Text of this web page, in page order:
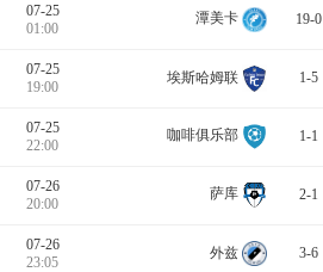
07-25
01:00
潭美卡 19-0
07-25
19:00
埃斯哈姆联 1-5
07-25
22:00
咖啡俱乐部 1-1
07-26
20:00
萨库 2-1
07-26
23:05
外兹 3-6